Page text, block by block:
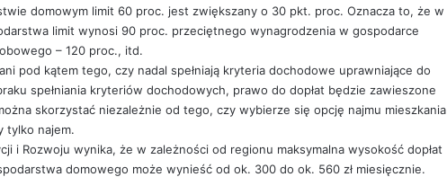
domowym limit 60 proc. jest zwiększany o 30 pkt. proc. Oznacza to, że w
limit wynosi 90 proc. przeciętnego wynagrodzenia w gospodarce
– 120 proc., itd.
pod kątem tego, czy nadal spełniają kryteria dochodowe uprawniające do
spełniania kryteriów dochodowych, prawo do dopłat będzie zawieszone
skorzystać niezależnie od tego, czy wybierze się opcję najmu mieszkania
tylko najem.
i Rozwoju wynika, że w zależności od regionu maksymalna wysokość dopłat
domowego może wynieść od ok. 300 do ok. 560 zł miesięcznie.